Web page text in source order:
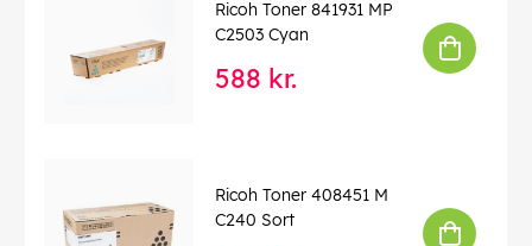
Ricoh Toner 841931 MP
C2503 Cyan
588 kr.
Ricoh Toner 408451 M
C240 Sort